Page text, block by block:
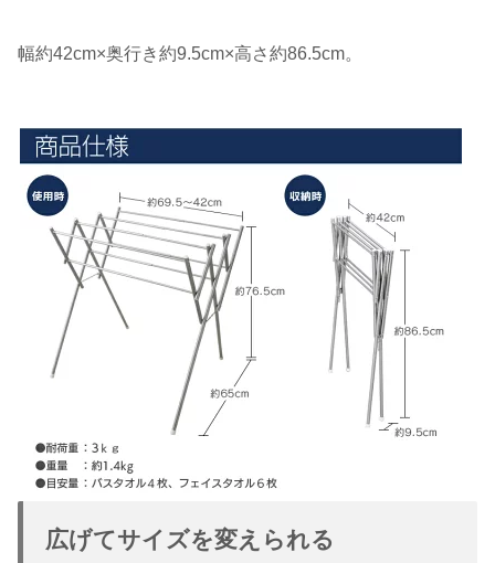
幅約42cm×奥行き約9.5cm×高さ約86.5cm。
広げてサイズを変えられる